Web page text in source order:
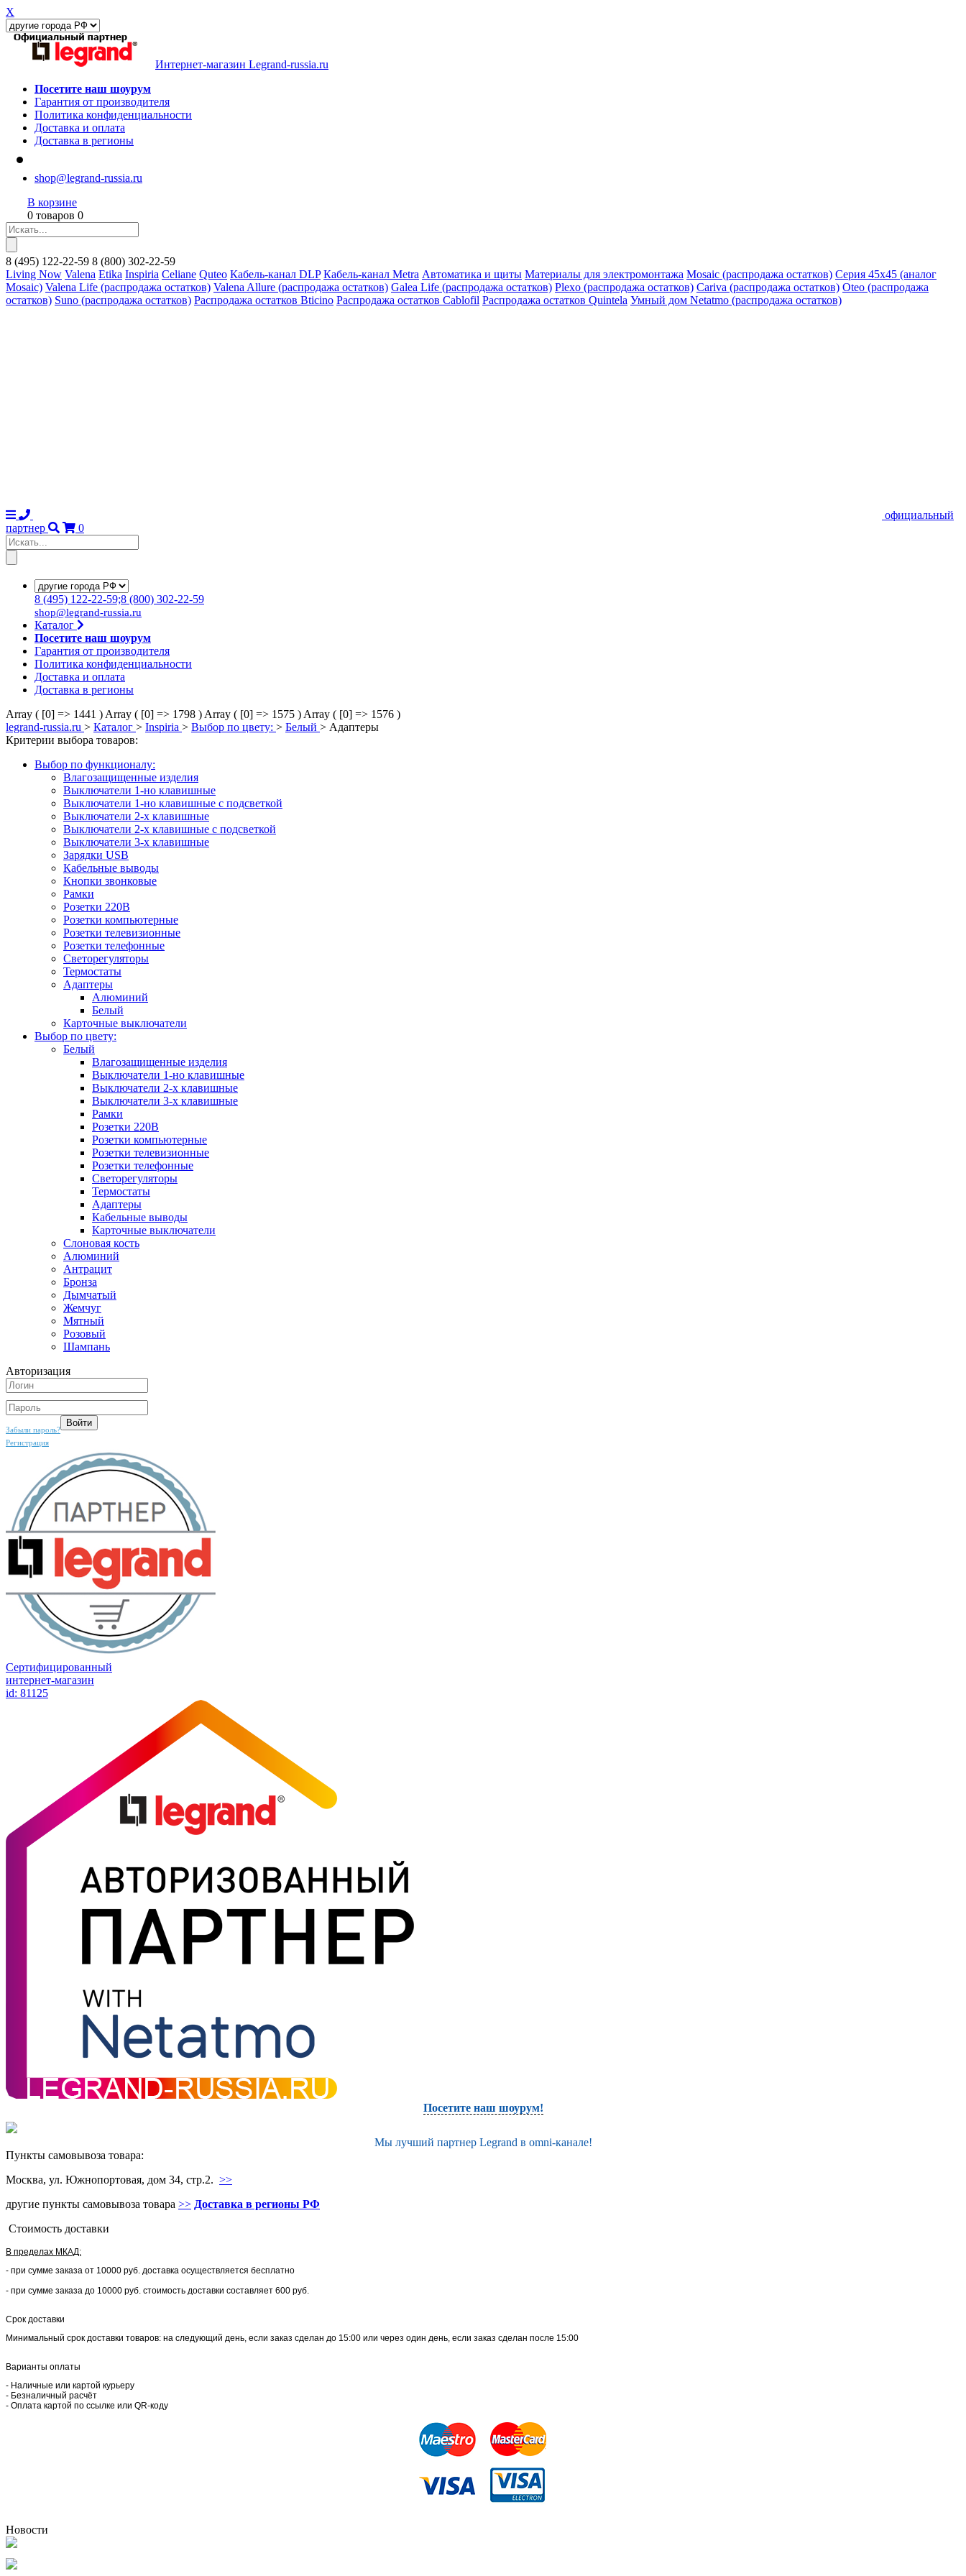
X
Интернет-магазин Legrand-russia.ru
Посетите наш шоурум
Гарантия от производителя
Политика конфиденциальности
Доставка и оплата
Доставка в регионы
shop@legrand-russia.ru
В корзине
0 товаров 0
8 (495) 122-22-59 8 (800) 302-22-59
Living Now Valena Etika Inspiria Celiane Quteo Кабель-канал DLP Кабель-канал Metra Автоматика и щиты Материалы для электромонтажа Mosaic (распродажа остатков) Серия 45х45 (аналог
Mosaic) Valena Life (распродажа остатков) Valena Allure (распродажа остатков) Galea Life (распродажа остатков) Plexo (распродажа остатков) Cariva (распродажа остатков) Oteo (распродажа
остатков) Suno (распродажа остатков) Распродажа остатков Bticino Распродажа остатков Cablofil Распродажа остатков Quintela Умный дом Netatmo (распродажа остатков)
официальный
партнер
0
8 (495) 122-22-59;8 (800) 302-22-59
shop@legrand-russia.ru
Каталог
Посетите наш шоурум
Гарантия от производителя
Политика конфиденциальности
Доставка и оплата
Доставка в регионы
Array ( [0] => 1441 ) Array ( [0] => 1798 ) Array ( [0] => 1575 ) Array ( [0] => 1576 )
legrand-russia.ru > Каталог > Inspiria > Выбор по цвету: > Белый > Адаптеры
Критерии выбора товаров:
Выбор по функционалу:
Влагозащищенные изделия
Выключатели 1-но клавишные
Выключатели 1-но клавишные с подсветкой
Выключатели 2-х клавишные
Выключатели 2-х клавишные с подсветкой
Выключатели 3-х клавишные
Зарядки USB
Кабельные выводы
Кнопки звонковые
Рамки
Розетки 220В
Розетки компьютерные
Розетки телевизионные
Розетки телефонные
Светорегуляторы
Термостаты
Адаптеры
Алюминий
Белый
Карточные выключатели
Выбор по цвету:
Белый
Влагозащищенные изделия
Выключатели 1-но клавишные
Выключатели 2-х клавишные
Выключатели 3-х клавишные
Рамки
Розетки 220В
Розетки компьютерные
Розетки телевизионные
Розетки телефонные
Светорегуляторы
Термостаты
Адаптеры
Кабельные выводы
Карточные выключатели
Слоновая кость
Алюминий
Антрацит
Бронза
Дымчатый
Жемчуг
Мятный
Розовый
Шампань
Авторизация
Забыли пароль?
Регистрация
Сертифицированный
интернет-магазин
id: 81125
Посетите наш шоурум!
Мы лучший партнер Legrand в omni-канале!
Пункты самовывоза товара:
Москва, ул. Южнопортовая, дом 34, стр.2. >>
другие пункты самовывоза товара >> Доставка в регионы РФ
Стоимость доставки
В пределах МКАД:
- при сумме заказа от 10000 руб. доставка осуществляется бесплатно
- при сумме заказа до 10000 руб. стоимость доставки составляет 600 руб.
Срок доставки
Минимальный срок доставки товаров: на следующий день, если заказ сделан до 15:00 или через один день, если заказ сделан после 15:00
Варианты оплаты
- Наличные или картой курьеру
- Безналичный расчёт
- Оплата картой по ссылке или QR-коду
Новости